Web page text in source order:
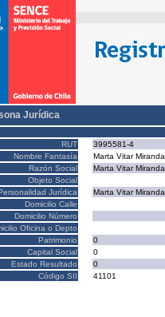
Jurídica
RUT
3995581-4
Nombre Fantasía
Marta Vitar Miranda
Razón Social
Marta Vitar Miranda
Objeto Social
Jurídica
Marta Vitar Miranda
Domicilio Calle
Domicilio Número
Oficina o Depto
Patrimonio
0
Capital Social
0
Estado Resultado
0
Código SII
41101